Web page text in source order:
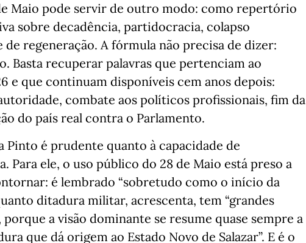
Maio pode servir de outro modo: como repertório
sobre decadência, partidocracia, colapso
regeneração. A fórmula não precisa de dizer:
Basta recuperar palavras que pertenciam ao
e que continuam disponíveis cem anos depois:
combate aos políticos profissionais, fim da
do país real contra o Parlamento.
é prudente quanto à capacidade de
Para ele, o uso público do 28 de Maio está preso a
é lembrado “sobretudo como o início da
ditadura militar, acrescenta, tem “grandes
porque a visão dominante se resume quase sempre a
que dá origem ao Estado Novo de Salazar”. E é o